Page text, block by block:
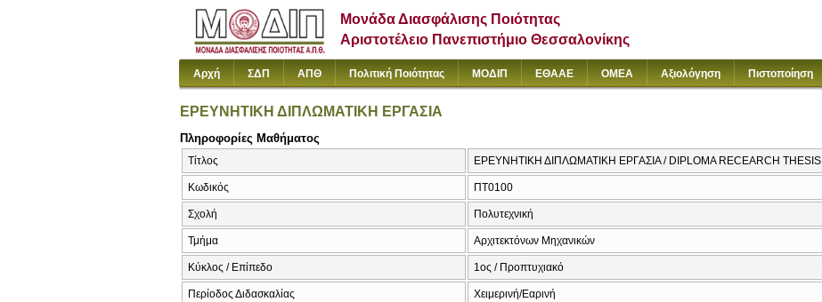
Μονάδα Διασφάλισης Ποιότητας
Αριστοτέλειο Πανεπιστήμιο Θεσσαλονίκης
Αρχή ΣΔΠ ΑΠΘ Πολιτική Ποιότητας ΜΟΔΙΠ ΕΘΑΑΕ ΟΜΕΑ Αξιολόγηση Πιστοποίηση
ΕΡΕΥΝΗΤΙΚΗ ΔΙΠΛΩΜΑΤΙΚΗ ΕΡΓΑΣΙΑ
Πληροφορίες Μαθήματος
Τίτλος ΕΡΕΥΝΗΤΙΚΗ ΔΙΠΛΩΜΑΤΙΚΗ ΕΡΓΑΣΙΑ / DIPLOMA RECEARCH THESIS
Κωδικός ΠΤ0100
Σχολή Πολυτεχνική
Τμήμα Αρχιτεκτόνων Μηχανικών
Κύκλος / Επίπεδο 1ος / Προπτυχιακό
Περίοδος Διδασκαλίας Χειμερινή/Εαρινή